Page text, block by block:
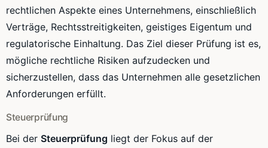
rechtlichen Aspekte eines Unternehmens, einschließlich
Verträge, Rechtsstreitigkeiten, geistiges Eigentum und
regulatorische Einhaltung. Das Ziel dieser Prüfung ist es,
mögliche rechtliche Risiken aufzudecken und
sicherzustellen, dass das Unternehmen alle gesetzlichen
Anforderungen erfüllt.
Steuerprüfung
Bei der Steuerprüfung liegt der Fokus auf der